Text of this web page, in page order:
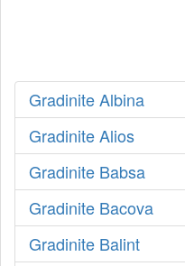
Gradinite Albina
Gradinite Alios
Gradinite Babsa
Gradinite Bacova
Gradinite Balint